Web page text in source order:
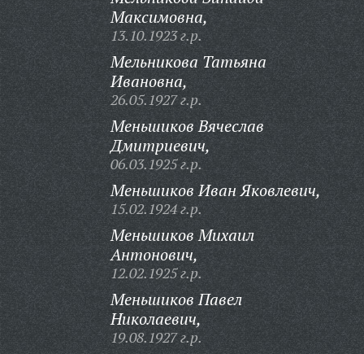
Максимовна,
13.10.1923 г.р.
Мельникова Татьяна
Ивановна,
26.05.1927 г.р.
Меньшиков Вячеслав
Дмитриевич,
06.03.1925 г.р.
Меньшиков Иван Яковлевич,
15.02.1924 г.р.
Меньшиков Михаил
Антонович,
12.02.1925 г.р.
Меньшиков Павел
Николаевич,
19.08.1927 г.р.